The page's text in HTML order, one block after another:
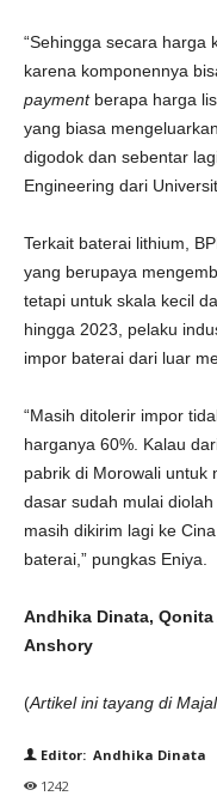
“Sehingga secara harga
karena komponennya
paymentberapa harga
yang biasa
digodok dan sebentar
Engineering dari
Terkait baterai lithium,
yang berupaya
tetapi untuk skala kecil
hingga 2023, pelaku
impor baterai dari luar
“Masih ditolerir impor
harganya 60%. Kalau
pabrik di Morowali untuk
dasar sudah mulai
masih dikirim lagi ke
baterai,” pungkas Eniya.
Andhika Dinata, Qonita
Anshory
(Artikel ini tayang di
Editor: Andhika Dinata
1242